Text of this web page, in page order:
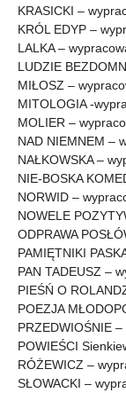
KRASICKI –
KRÓL EDYP –
LALKA –
LUDZIE
MIŁOSZ –
MITOLOGIA -
MOLIER –
NAD NIEMNEM –
NAŁKOWSKA –
NIE-BOSKA
NORWID –
NOWELE
ODPRAWA
PAMIĘTNIKI
PAN TADEUSZ –
PIEŚŃ O
POEZJA
PRZEDWIOŚNIE
POWIEŚCI
RÓŻEWICZ –
SŁOWACKI –